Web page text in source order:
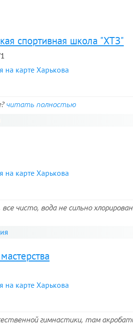
спортивная школа "ХТЗ"
на карте Харькова
читать полностью
на карте Харькова
чисто, вода не сильно
на карте Харькова
гимнастики, там